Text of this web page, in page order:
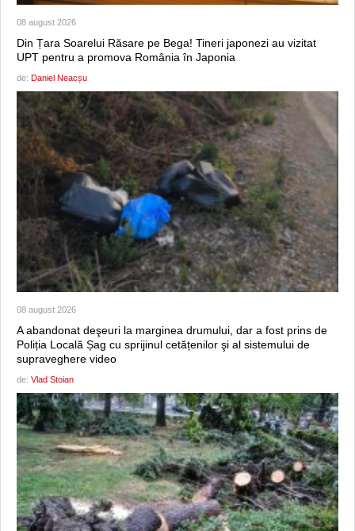
08 august 2026
Din Țara Soarelui Răsare pe Bega! Tineri japonezi au vizitat
UPT pentru a promova România în Japonia
de: Daniel Neacșu
08 august 2026
A abandonat deşeuri la marginea drumului, dar a fost prins de
Poliția Locală Șag cu sprijinul cetățenilor şi al sistemului de
supraveghere video
de: Vlad Stoian